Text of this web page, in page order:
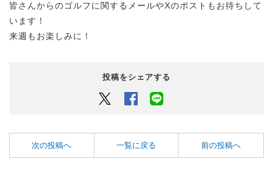
皆さんからのゴルフに関するメールやXのポストもお待ちして
います！
来週もお楽しみに！
投稿をシェアする
Twitter Facebook
次の投稿へ 一覧に戻る 前の投稿へ